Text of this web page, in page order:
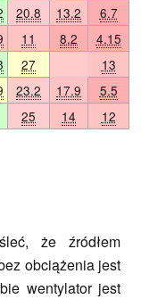
20.8 13.2 6.7
11 8.2 4.15
27 13
23.2 17.9 5.5
25 14 12
że źródłem
obciążenia jest
wentylator jest